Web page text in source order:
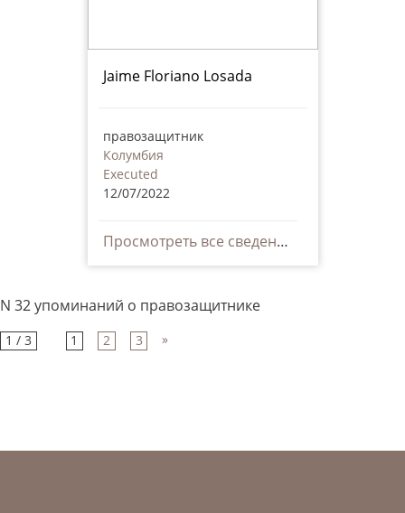
Jaime Floriano Losada
правозащитник
Колумбия
Executed
12/07/2022
Просмотреть все сведения
N 32 упоминаний о правозащитнике
1 / 3 1 2 3 »